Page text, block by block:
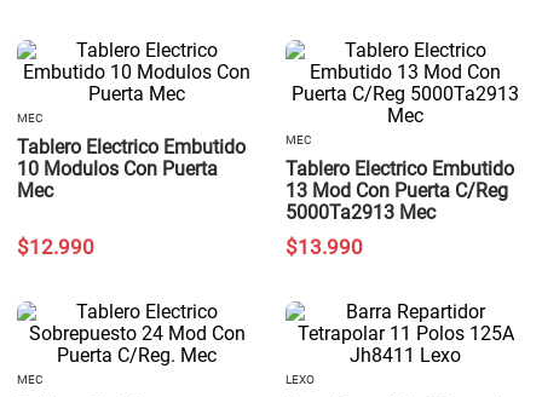
MEC
Tablero Electrico Embutido
10 Modulos Con Puerta
Mec
$12.990
MEC
Tablero Electrico Embutido
13 Mod Con Puerta C/Reg
5000Ta2913 Mec
$13.990
MEC LEXO